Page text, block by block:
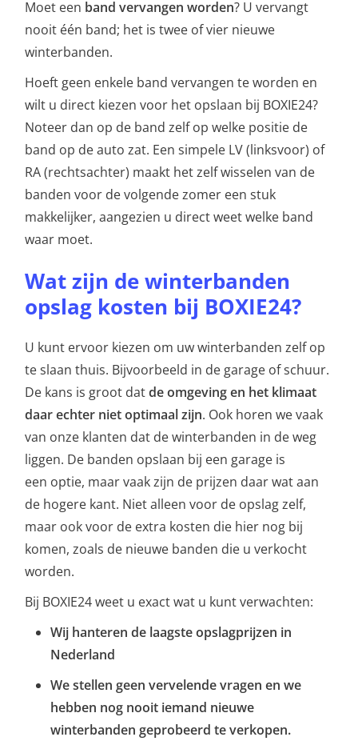
Moet een band vervangen worden? U vervangt
nooit één band; het is twee of vier nieuwe
winterbanden.
Hoeft geen enkele band vervangen te worden en
wilt u direct kiezen voor het opslaan bij BOXIE24?
Noteer dan op de band zelf op welke positie de
band op de auto zat. Een simpele LV (linksvoor) of
RA (rechtsachter) maakt het zelf wisselen van de
banden voor de volgende zomer een stuk
makkelijker, aangezien u direct weet welke band
waar moet.
Wat zijn de winterbanden
opslag kosten bij BOXIE24?
U kunt ervoor kiezen om uw winterbanden zelf op
te slaan thuis. Bijvoorbeeld in de garage of schuur.
De kans is groot datde omgeving en het klimaat
daar echter niet optimaal zijn. Ook horen we vaak
van onze klanten dat de winterbanden in de weg
liggen. De banden opslaan bij een garage is
een optie, maar vaak zijn de prijzen daar wat aan
de hogere kant. Niet alleen voor de opslag zelf,
maar ook voor de extra kosten die hier nog bij
komen, zoals de nieuwe banden die u verkocht
worden.
Bij BOXIE24 weet u exact wat u kunt verwachten:
Wij hanteren de laagste opslagprijzen in
Nederland
We stellen geen vervelende vragen en we
hebben nog nooit iemand nieuwe
winterbanden geprobeerd te verkopen.